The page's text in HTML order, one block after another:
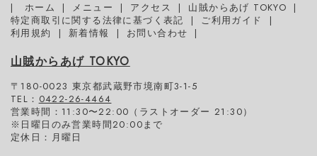
ホーム メニュー アクセス
山賊からあげ TOKYO
特定商取引に関する法律に基づく表記
ご利用ガイド
利用規約
新着情報 お問い合わせ
山賊からあげ TOKYO
〒180-0023 東京都武蔵野市境南町3-1-5
TEL： 0422-26-4464
営業時間：11:30〜22:00（ラストオーダー 21:30）
※日曜日のみ営業時間20:00まで
定休日：月曜日